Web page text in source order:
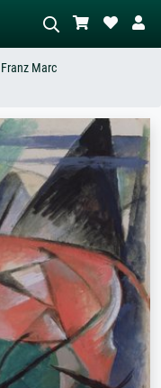
la scène – ex. prairie verte,
avec beaucoup de rouge,
sombre, nu debout près d'un
arbre.
Franz Marc